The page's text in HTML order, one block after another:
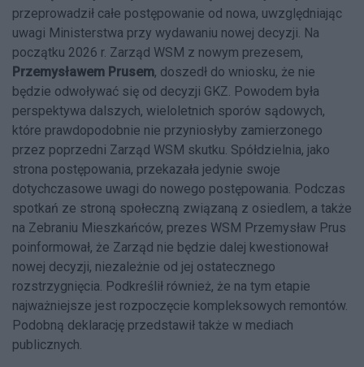
przeprowadził całe postępowanie od nowa, uwzględniając
uwagi Ministerstwa przy wydawaniu nowej decyzji. Na
początku 2026 r. Zarząd WSM z nowym prezesem,
Przemysławem Prusem, doszedł do wniosku, że nie
będzie odwoływać się od decyzji GKZ. Powodem była
perspektywa dalszych, wieloletnich sporów sądowych,
które prawdopodobnie nie przyniosłyby zamierzonego
przez poprzedni Zarząd WSM skutku. Spółdzielnia, jako
strona postępowania, przekazała jedynie swoje
dotychczasowe uwagi do nowego postępowania. Podczas
spotkań ze stroną społeczną związaną z osiedlem, a także
na Zebraniu Mieszkańców, prezes WSM Przemysław Prus
poinformował, że Zarząd nie będzie dalej kwestionował
nowej decyzji, niezależnie od jej ostatecznego
rozstrzygnięcia. Podkreślił również, że na tym etapie
najważniejsze jest rozpoczęcie kompleksowych remontów.
Podobną deklarację przedstawił także w mediach
publicznych.